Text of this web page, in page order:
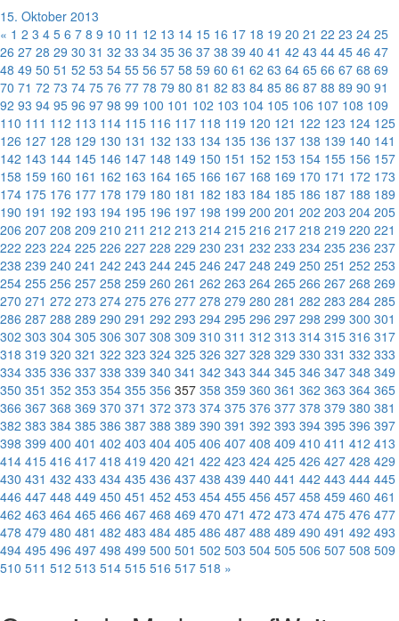
15. Oktober 2013
« 1 2 3 4 5 6 7 8 9 10 11 12 13 14 15 16 17 18 19 20 21 22 23 24 25
26 27 28 29 30 31 32 33 34 35 36 37 38 39 40 41 42 43 44 45 46 47
48 49 50 51 52 53 54 55 56 57 58 59 60 61 62 63 64 65 66 67 68 69
70 71 72 73 74 75 76 77 78 79 80 81 82 83 84 85 86 87 88 89 90 91
92 93 94 95 96 97 98 99 100 101 102 103 104 105 106 107 108 109
110 111 112 113 114 115 116 117 118 119 120 121 122 123 124 125
126 127 128 129 130 131 132 133 134 135 136 137 138 139 140 141
142 143 144 145 146 147 148 149 150 151 152 153 154 155 156 157
158 159 160 161 162 163 164 165 166 167 168 169 170 171 172 173
174 175 176 177 178 179 180 181 182 183 184 185 186 187 188 189
190 191 192 193 194 195 196 197 198 199 200 201 202 203 204 205
206 207 208 209 210 211 212 213 214 215 216 217 218 219 220 221
222 223 224 225 226 227 228 229 230 231 232 233 234 235 236 237
238 239 240 241 242 243 244 245 246 247 248 249 250 251 252 253
254 255 256 257 258 259 260 261 262 263 264 265 266 267 268 269
270 271 272 273 274 275 276 277 278 279 280 281 282 283 284 285
286 287 288 289 290 291 292 293 294 295 296 297 298 299 300 301
302 303 304 305 306 307 308 309 310 311 312 313 314 315 316 317
318 319 320 321 322 323 324 325 326 327 328 329 330 331 332 333
334 335 336 337 338 339 340 341 342 343 344 345 346 347 348 349
350 351 352 353 354 355 356 357 358 359 360 361 362 363 364 365
366 367 368 369 370 371 372 373 374 375 376 377 378 379 380 381
382 383 384 385 386 387 388 389 390 391 392 393 394 395 396 397
398 399 400 401 402 403 404 405 406 407 408 409 410 411 412 413
414 415 416 417 418 419 420 421 422 423 424 425 426 427 428 429
430 431 432 433 434 435 436 437 438 439 440 441 442 443 444 445
446 447 448 449 450 451 452 453 454 455 456 457 458 459 460 461
462 463 464 465 466 467 468 469 470 471 472 473 474 475 476 477
478 479 480 481 482 483 484 485 486 487 488 489 490 491 492 493
494 495 496 497 498 499 500 501 502 503 504 505 506 507 508 509
510 511 512 513 514 515 516 517 518 »